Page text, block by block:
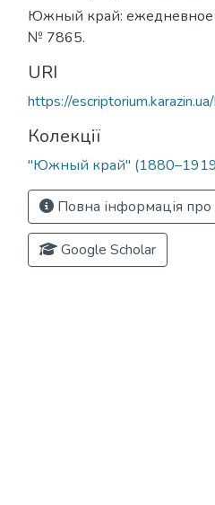
Южный край: ежедневное
№ 7865.
URI
https://
Колекції
"Южный край" (1880–1919
Повна інформація
Google Scholar